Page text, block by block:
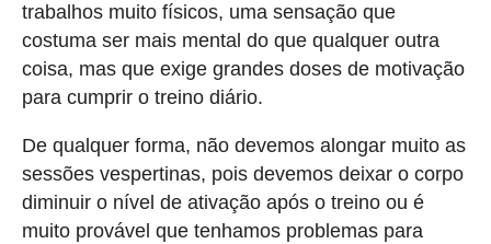
trabalhos muito físicos, uma sensação que
costuma ser mais mental do que qualquer outra
coisa, mas que exige grandes doses de motivação
para cumprir o treino diário.
De qualquer forma, não devemos alongar muito as
sessões vespertinas, pois devemos deixar o corpo
diminuir o nível de ativação após o treino ou é
muito provável que tenhamos problemas para